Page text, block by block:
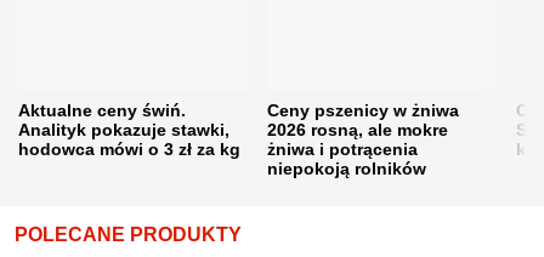
Aktualne ceny świń.
Analityk pokazuje stawki,
hodowca mówi o 3 zł za kg
Ceny pszenicy w żniwa
2026 rosną, ale mokre
żniwa i potrącenia
niepokoją rolników
POLECANE PRODUKTY